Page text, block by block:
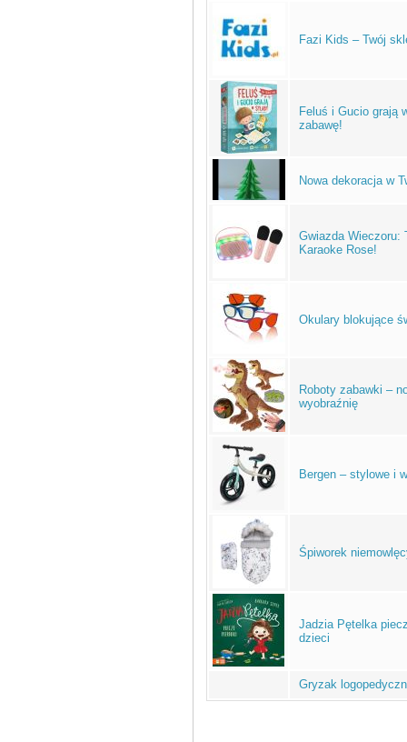
Fazi Kids – Twój
Feluś i Gucio grają
zabawę!
Nowa dekoracja w
Gwiazda Wieczoru:
Karaoke Rose!
Okulary blokujące
Roboty zabawki –
wyobraźnię
Bergen – stylowe i
Śpiworek
Jadzia Pętelka
dzieci
Gryzak